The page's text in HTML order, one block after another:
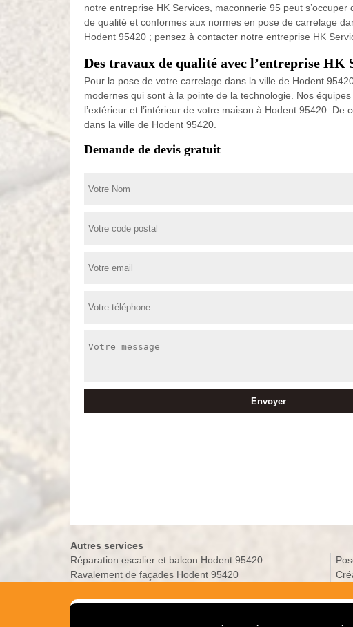
notre entreprise HK Services, maconnerie 95 peut
de qualité et conformes aux normes en pose de carrelage
Hodent 95420 ; pensez à contacter notre entreprise HK
Des travaux de qualité avec l’entreprise HK
Pour la pose de votre carrelage dans la ville de Hodent
modernes qui sont à la pointe de la technologie. Nos
l’extérieur et l’intérieur de votre maison à Hodent 95420.
dans la ville de Hodent 95420.
Demande de devis gratuit
Autres services
Réparation escalier et balcon Hodent 95420
Ravalement de façades Hodent 95420